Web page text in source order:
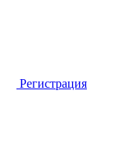
Регистрация